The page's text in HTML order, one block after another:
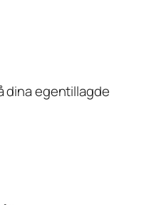
dina egentillagde